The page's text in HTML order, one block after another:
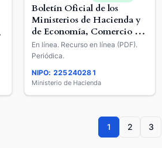
Boletín Oficial de los
Ministerios de Hacienda y
de Economía, Comercio y
Empresa
En línea. Recurso en línea (PDF).
Periódica.
NIPO: 225240281
Ministerio de Hacienda
1 2 3